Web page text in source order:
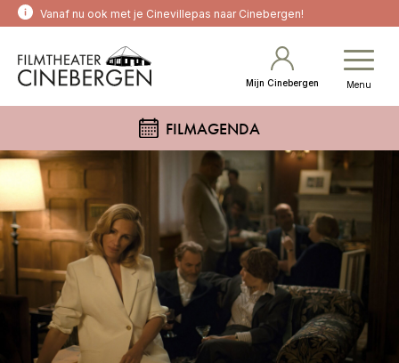
Vanaf nu ook met je Cinevillepas naar Cinebergen!
Mijn Cinebergen Menu
FILMAGENDA